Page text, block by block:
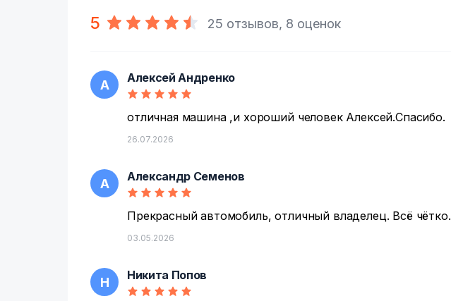
5 25 отзывов, 8 оценок
А Алексей Андренко
отличная машина ,и хороший человек Алексей.Спасибо.
26.07.2026
А Александр Семенов
Прекрасный автомобиль, отличный владелец. Всё чётко.
03.05.2026
Н Никита Попов